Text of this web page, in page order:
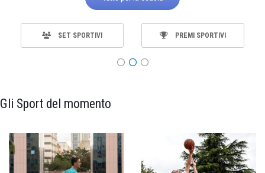
SET SPORTIVI PREMI SPORTIVI
Gli Sport del momento